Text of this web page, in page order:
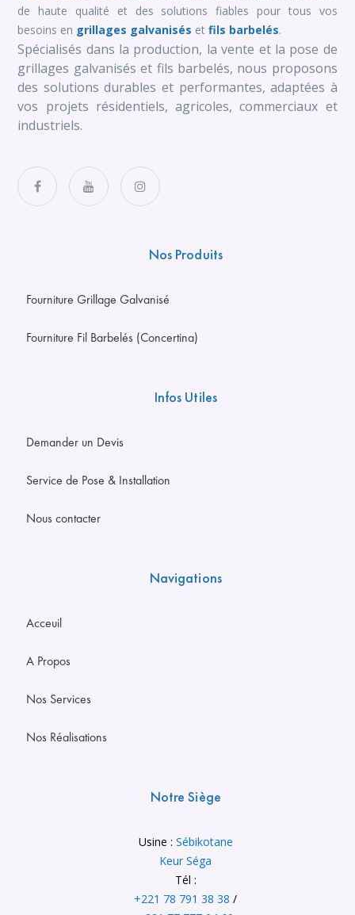
de haute qualité et des solutions fiables pour tous vos
besoins en grillages galvanisés etfils barbelés.
Spécialisés dans la production, la vente et la pose de
grillages galvanisés et fils barbelés, nous proposons
des solutions durables et performantes, adaptées à
vos projets résidentiels, agricoles, commerciaux et
industriels.
Nos Produits
Fourniture Grillage Galvanisé
Fourniture Fil Barbelés (Concertina)
Infos Utiles
Demander un Devis
Service de Pose & Installation
Nous contacter
Navigations
Acceuil
A Propos
Nos Services
Nos Réalisations
Notre Siège
Usine : Sébikotane
Keur Séga
Tél :
+221 78 791 38 38 /